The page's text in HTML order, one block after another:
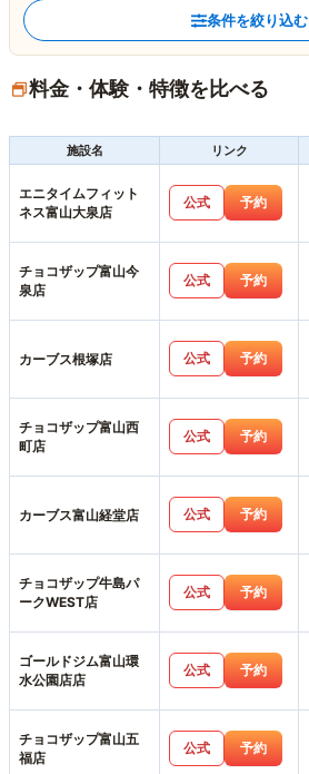
条件を絞り込む
料金・体験・特徴を比べる
施設名
リンク
エニタイムフィット
ネス富山大泉店
公式 予約
チョコザップ富山今
泉店
公式 予約
カーブス根塚店 公式 予約
チョコザップ富山西
町店
公式 予約
カーブス富山経堂店 公式 予約
チョコザップ牛島パ
ークWEST店
公式 予約
ゴールドジム富山環
水公園店店
公式 予約
チョコザップ富山五
福店
公式 予約